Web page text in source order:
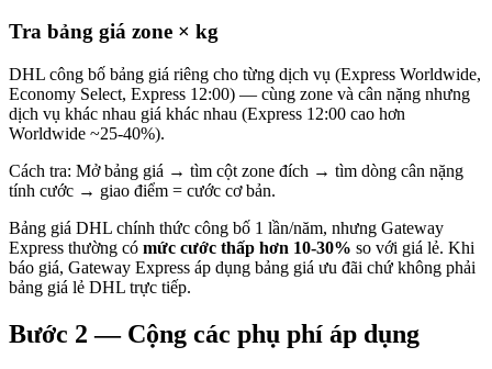
Tra bảng giá zone × kg
DHL công bố bảng giá riêng cho từng dịch vụ (Express Worldwide,
Economy Select, Express 12:00) — cùng zone và cân nặng nhưng
dịch vụ khác nhau giá khác nhau (Express 12:00 cao hơn
Worldwide ~25-40%).
Cách tra: Mở bảng giá → tìm cột zone đích → tìm dòng cân nặng
tính cước → giao điểm = cước cơ bản.
Bảng giá DHL chính thức công bố 1 lần/năm, nhưng Gateway
Express thường có mức cước thấp hơn 10-30% so với giá lẻ. Khi
báo giá, Gateway Express áp dụng bảng giá ưu đãi chứ không phải
bảng giá lẻ DHL trực tiếp.
Bước 2 — Cộng các phụ phí áp dụng